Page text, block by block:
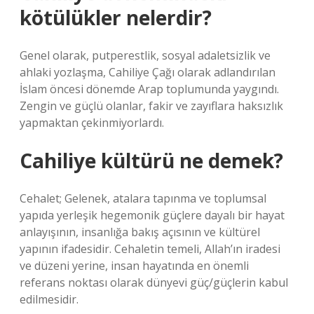
kötülükler nelerdir?
Genel olarak, putperestlik, sosyal adaletsizlik ve
ahlaki yozlaşma, Cahiliye Çağı olarak adlandırılan
İslam öncesi dönemde Arap toplumunda yaygındı.
Zengin ve güçlü olanlar, fakir ve zayıflara haksızlık
yapmaktan çekinmiyorlardı.
Cahiliye kültürü ne demek?
Cehalet; Gelenek, atalara tapınma ve toplumsal
yapıda yerleşik hegemonik güçlere dayalı bir hayat
anlayışının, insanlığa bakış açısının ve kültürel
yapının ifadesidir. Cehaletin temeli, Allah’ın iradesi
ve düzeni yerine, insan hayatında en önemli
referans noktası olarak dünyevi güç/güçlerin kabul
edilmesidir.